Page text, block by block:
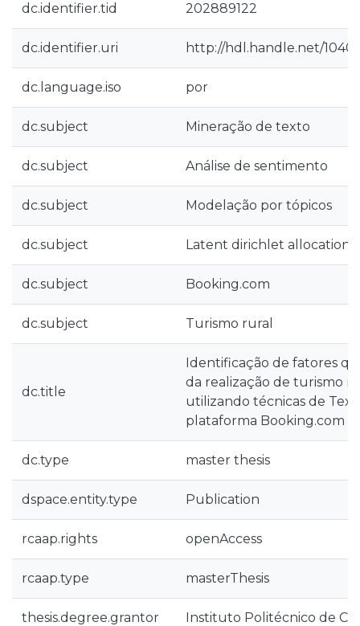
dc.identifier.tid 202889122
dc.identifier.uri http://hdl.handle.net/
dc.language.iso por
dc.subject Mineração de texto
dc.subject Análise de sentimento
dc.subject Modelação por tópicos
dc.subject Latent dirichlet allocation
dc.subject Booking.com
dc.subject Turismo rural
dc.title
Identificação de fatores
da realização de turismo
utilizando técnicas de
plataforma Booking.com
dc.type master thesis
dspace.entity.type Publication
rcaap.rights openAccess
rcaap.type masterThesis
thesis.degree.grantor Instituto Politécnico de